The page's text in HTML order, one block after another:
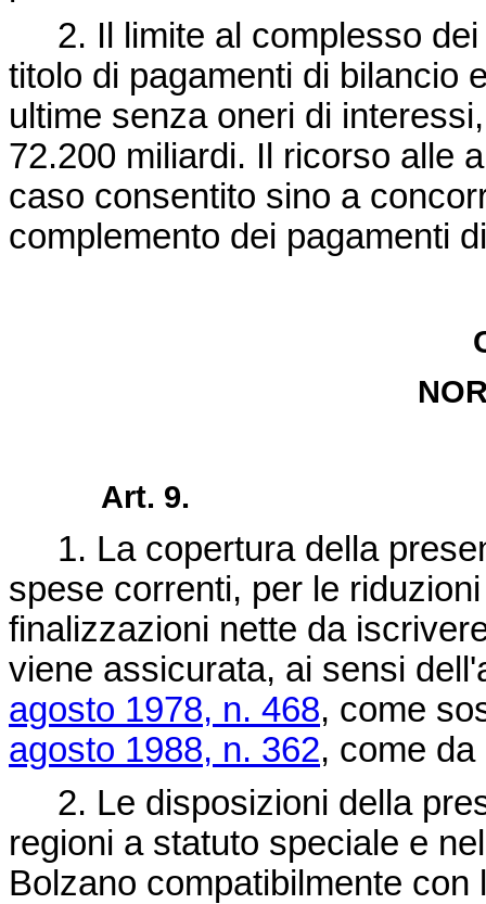
2. Il limite al complesso dei
titolo di pagamenti di bilancio
ultime senza oneri di
72.200 miliardi. Il ricorso alle
caso consentito sino a
complemento dei pagamenti
Art. 9.
1. La copertura della
spese correnti, per le
finalizzazioni nette da
viene assicurata, ai sensi
agosto 1978, n. 468, come
agosto 1988, n. 362, come
2. Le disposizioni della
regioni a statuto speciale e
Bolzano compatibilmente